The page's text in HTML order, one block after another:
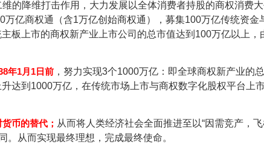
的降维打击作用，大力发展以全体消费者持股的商权消费
亿商权通（含1万亿创始商权通）， 募集100万亿传统资金
板上市的商权新产业上市公司的总市值达到100万亿以上，
年1月1日前 ，努力实现3个1000万亿：即全球商权新产业的
达到1000万亿，在传统市场上市与商权数字化股权平台上
币的替代； 从而将人类经济社会全面推进至以“因需竞产，
。从而实现最终理想，完成最终使命。